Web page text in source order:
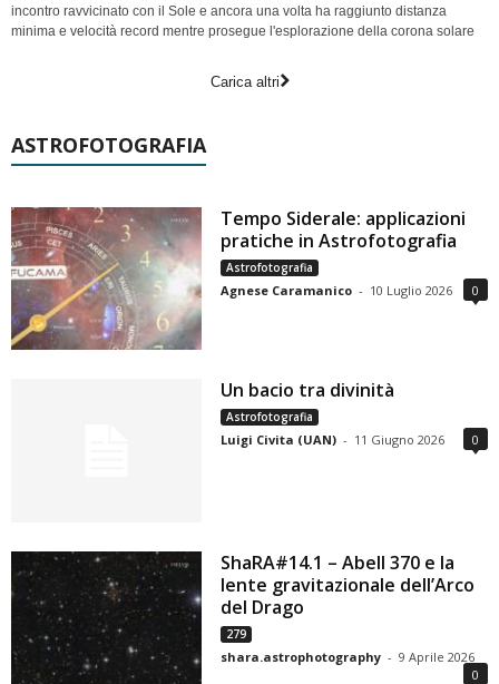
incontro ravvicinato con il Sole e ancora una volta ha raggiunto distanza
minima e velocità record mentre prosegue l'esplorazione della corona solare
Carica altri
ASTROFOTOGRAFIA
Tempo Siderale: applicazioni
pratiche in Astrofotografia
Astrofotografia
Agnese Caramanico - 10 Luglio 2026 0
Un bacio tra divinità
Astrofotografia
Luigi Civita (UAN) - 11 Giugno 2026 0
ShaRA#14.1 – Abell 370 e la
lente gravitazionale dell’Arco
del Drago
279
shara.astrophotography - 9 Aprile 2026
0